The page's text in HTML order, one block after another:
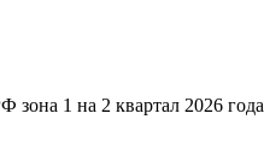
зона 1 на 2 квартал 2026 года